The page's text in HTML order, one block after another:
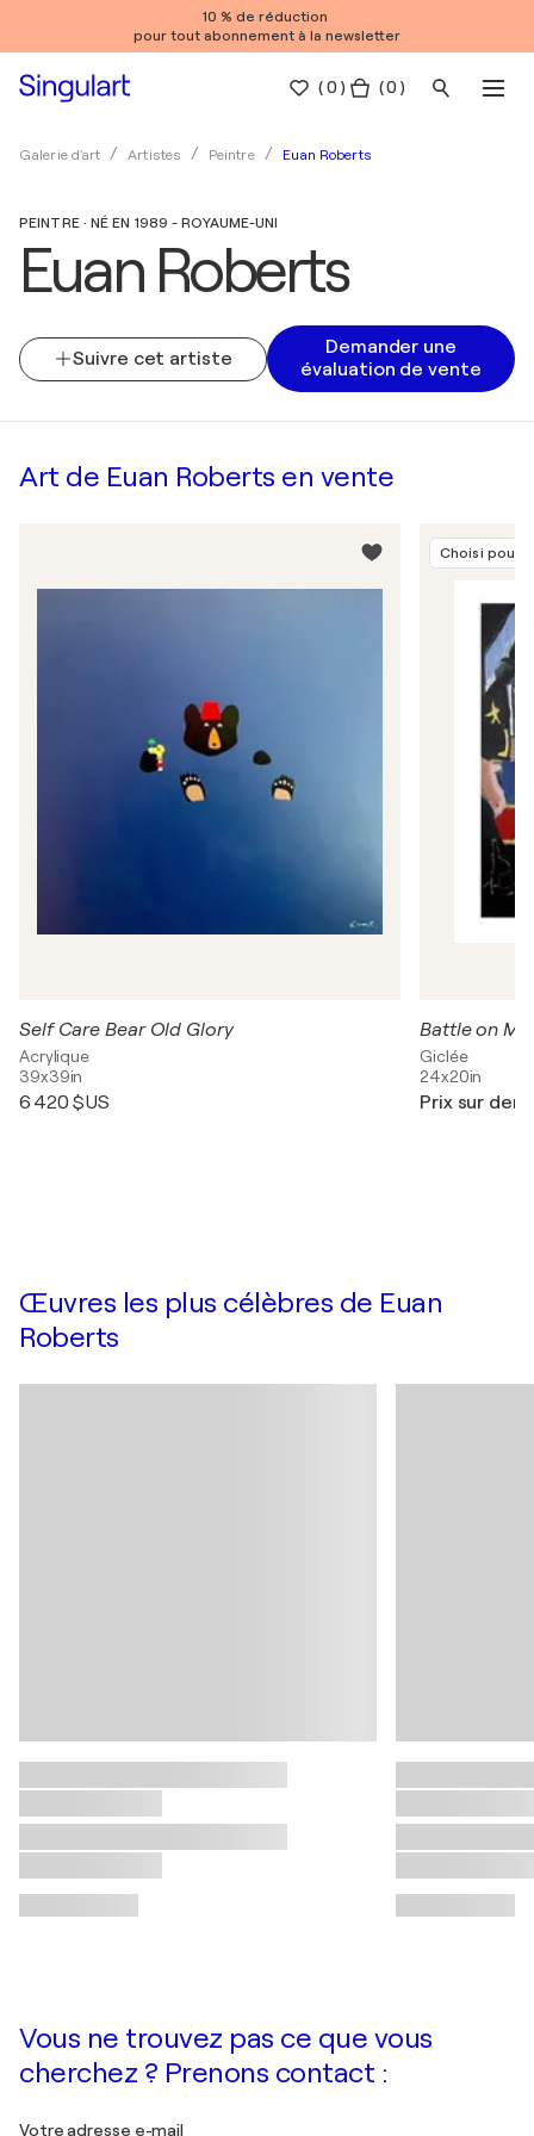
10 % de réduction
pour tout abonnement à la newsletter
(0 ) ( 0 )
Galerie d'art Artistes Peintre Euan Roberts
PEINTRE · NÉ EN 1989 - ROYAUME-UNI
Euan Roberts
Suivre cet artiste
Demander une
évaluation de vente
Art de Euan Roberts en vente
Self Care Bear Old Glory
Acrylique
39x39in
6 420 $US
Choisi pour
Battle on
Giclée
24x20in
Prix sur
Œuvres les plus célèbres de Euan
Roberts
Vous ne trouvez pas ce que vous
cherchez ? Prenons contact :
Votre adresse e-mail